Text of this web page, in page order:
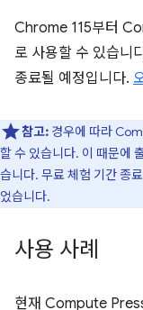
Chrome 115부터
로 사용할 수 있습니
종료될 예정입니다.
참고: 경우에 따라
할 수 있습니다. 이 때문에
습니다. 무료 체험 기간 종
었습니다.
사용 사례
현재 Compute